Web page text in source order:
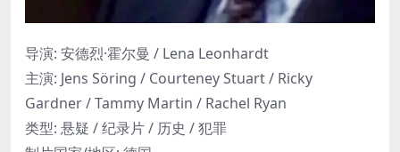
导演: 安德烈·霍尔曼 / Lena Leonhardt
主演: Jens Söring / Courteney Stuart / Ricky
Gardner / Tammy Martin / Rachel Ryan
类型: 悬疑 / 纪录片 / 历史 / 犯罪